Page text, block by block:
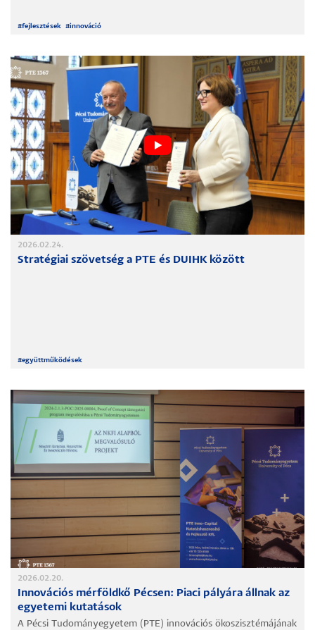
#fejlesztések #innováció
2026.02.24.
Stratégiai szövetség a PTE és DUIHK között
#együttműködések
2026.02.20.
Innovációs mérföldkő Pécsen: Piaci pályára állnak az
egyetemi kutatások
A Pécsi Tudományegyetem (PTE) innovációs ökoszisztémájának